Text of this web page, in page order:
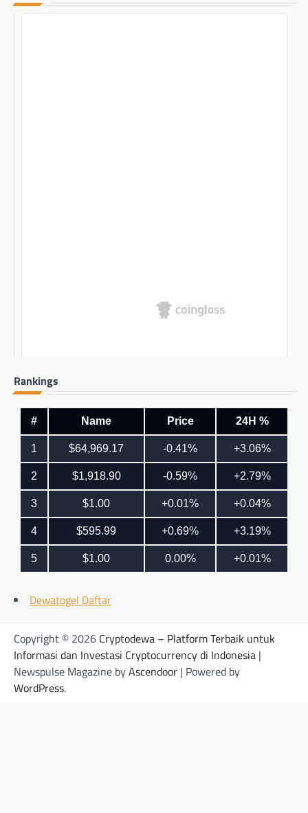
Rankings
Dewatogel Daftar
Copyright © 2026 Cryptodewa – Platform Terbaik untuk
Informasi dan Investasi Cryptocurrency di Indonesia |
Newspulse Magazine byAscendoor | Powered by
WordPress.